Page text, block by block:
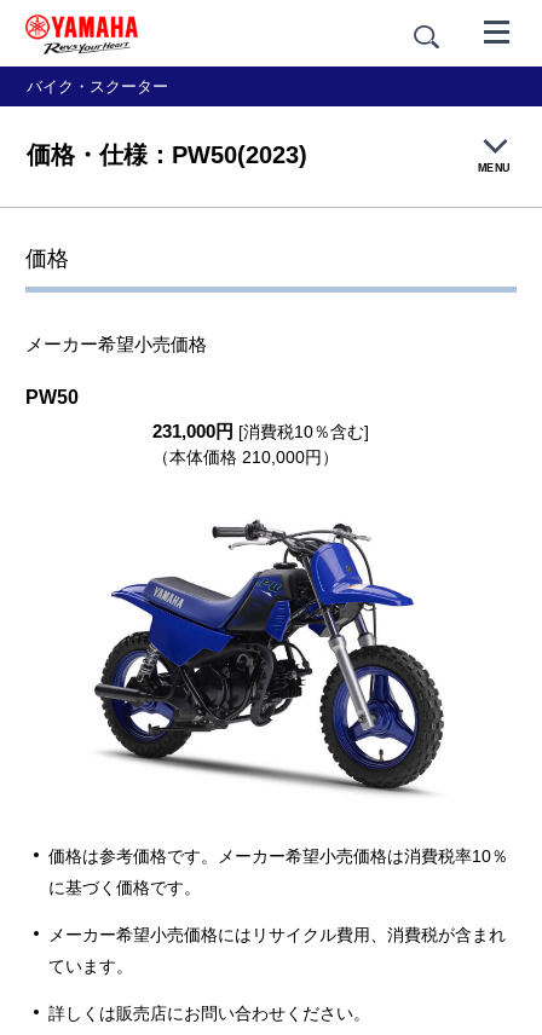
バイク・スクーター
価格・仕様：PW50(2023) MENU
価格
メーカー希望小売価格
PW50
231,000円 [消費税10％含む]
（本体価格 210,000円）
価格は参考価格です。メーカー希望小売価格は消費税率10％
に基づく価格です。
メーカー希望小売価格にはリサイクル費用、消費税が含まれ
ています。
詳しくは販売店にお問い合わせください。